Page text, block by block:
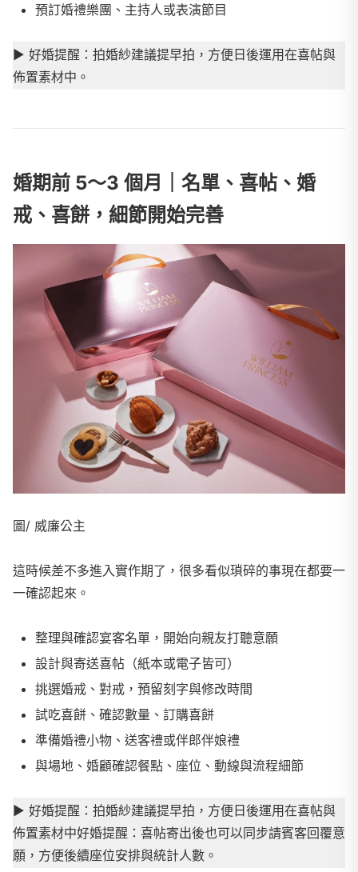
預訂婚禮樂團、主持人或表演節目
▶ ︎ 好婚提醒：拍婚紗建議提早拍，方便日後運用在喜帖與
佈置素材中。
婚期前 5～3 個月｜名單、喜帖、婚
戒、喜餅，細節開始完善
圖/ 威廉公主
這時候差不多進入實作期了，很多看似瑣碎的事現在都要一
一確認起來。
整理與確認宴客名單，開始向親友打聽意願
設計與寄送喜帖（紙本或電子皆可）
挑選婚戒、對戒，預留刻字與修改時間
試吃喜餅、確認數量、訂購喜餅
準備婚禮小物、送客禮或伴郎伴娘禮
與場地、婚顧確認餐點、座位、動線與流程細節
▶ ︎ 好婚提醒：拍婚紗建議提早拍，方便日後運用在喜帖與
佈置素材中好婚提醒：喜帖寄出後也可以同步請賓客回覆意
願，方便後續座位安排與統計人數。